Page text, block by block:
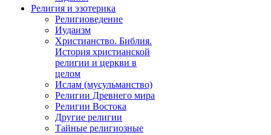
Религия и эзотерика
Религиоведение
Иудаизм
Христианство. Библия.
История христианской
религии и церкви в
целом
Ислам (мусульманство)
Религии Древнего мира
Религии Востока
Другие религии
Тайные религиозные